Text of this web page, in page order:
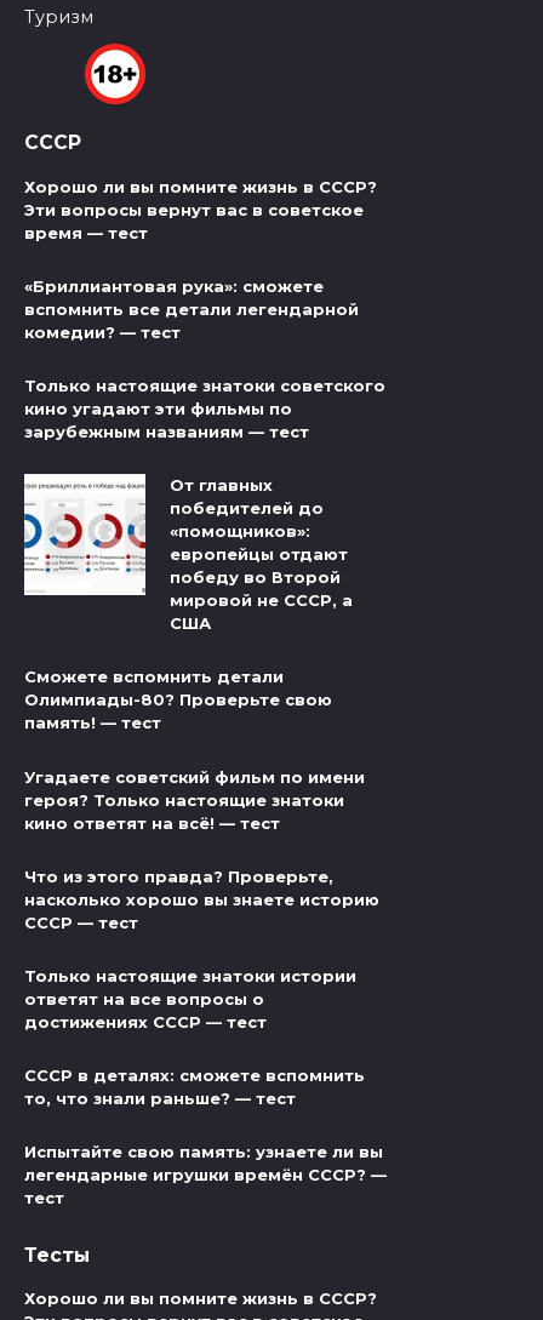
Туризм
СССР
Хорошо ли вы помните жизнь в СССР?
Эти вопросы вернут вас в советское
время — тест
«Бриллиантовая рука»: сможете
вспомнить все детали легендарной
комедии? — тест
Только настоящие знатоки советского
кино угадают эти фильмы по
зарубежным названиям — тест
От главных
победителей до
«помощников»:
европейцы отдают
победу во Второй
мировой не СССР, а
США
Сможете вспомнить детали
Олимпиады-80? Проверьте свою
память! — тест
Угадаете советский фильм по имени
героя? Только настоящие знатоки
кино ответят на всё! — тест
Что из этого правда? Проверьте,
насколько хорошо вы знаете историю
СССР — тест
Только настоящие знатоки истории
ответят на все вопросы о
достижениях СССР — тест
СССР в деталях: сможете вспомнить
то, что знали раньше? — тест
Испытайте свою память: узнаете ли вы
легендарные игрушки времён СССР? —
тест
Тесты
Хорошо ли вы помните жизнь в СССР?